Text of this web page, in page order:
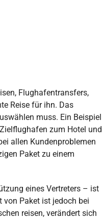
Flughafentransfers,
Reise für ihn. Das
muss. Ein Beispiel
zum Hotel und
allen Kundenproblemen
Paket zu einem
eines Vertreters – ist
von Paket ist jedoch bei
reisen, verändert sich